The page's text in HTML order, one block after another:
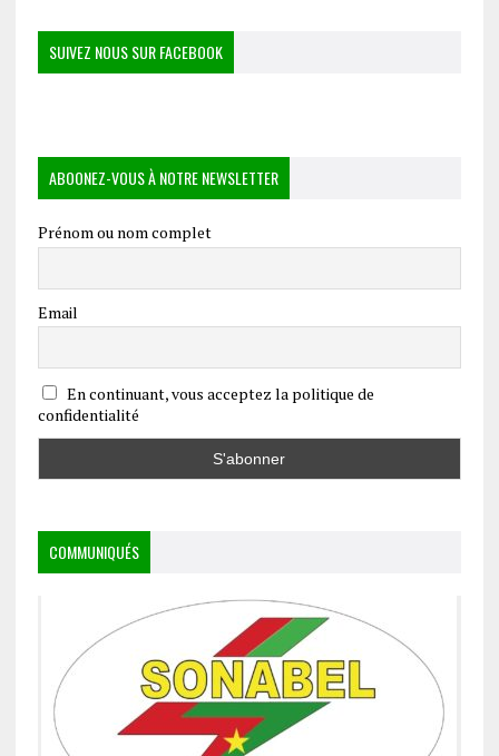
SUIVEZ NOUS SUR FACEBOOK
ABOONEZ-VOUS À NOTRE NEWSLETTER
Prénom ou nom complet
Email
En continuant, vous acceptez la politique de
confidentialité
COMMUNIQUÉS